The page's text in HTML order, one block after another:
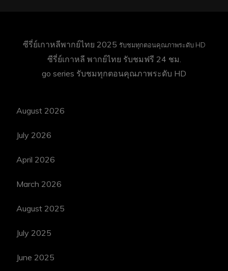
ซีรี่ย์เกาหลีพากย์ไทย 2025 รับชมทุกตอนคุณภาพระดับ HD
ซีรี่ย์เกาหลี พากย์ไทย รับชมฟรี 24 ชม.
go series รับชมทุกตอนคุณภาพระดับ HD
August 2026
July 2026
April 2026
March 2026
August 2025
July 2025
June 2025